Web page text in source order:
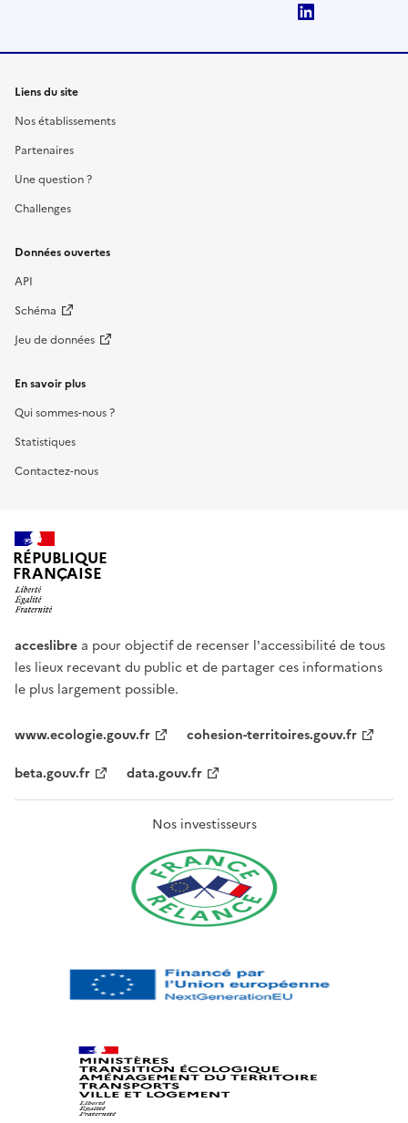
Liens du site
Nos établissements
Partenaires
Une question ?
Challenges
Données ouvertes
API
Schéma
Jeu de données
En savoir plus
Qui sommes-nous ?
Statistiques
Contactez-nous
RÉPUBLIQUE
FRANÇAISE
acceslibre a pour objectif de recenser l'accessibilité de tous
les lieux recevant du public et de partager ces informations
le plus largement possible.
www.ecologie.gouv.fr
cohesion-territoires.gouv.fr
beta.gouv.fr
data.gouv.fr
Nos investisseurs